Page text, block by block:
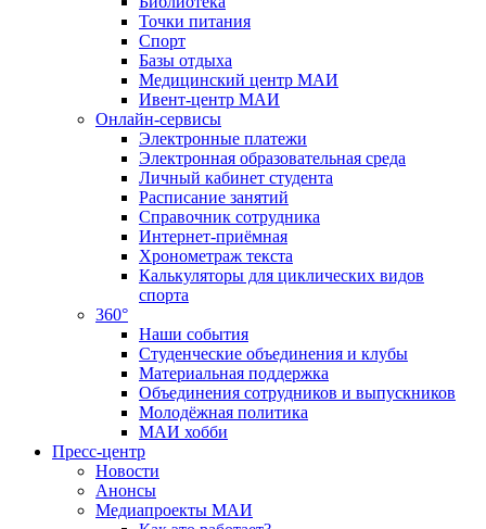
Точки питания
Спорт
Базы отдыха
Медицинский центр МАИ
Ивент-центр МАИ
Онлайн-сервисы
Электронные платежи
Электронная образовательная среда
Личный кабинет студента
Расписание занятий
Справочник сотрудника
Интернет-приёмная
Хронометраж текста
Калькуляторы для циклических видов
спорта
360°
Наши события
Студенческие объединения и клубы
Материальная поддержка
Объединения сотрудников и выпускников
Молодёжная политика
МАИ хобби
Пресс-центр
Новости
Анонсы
Медиапроекты МАИ